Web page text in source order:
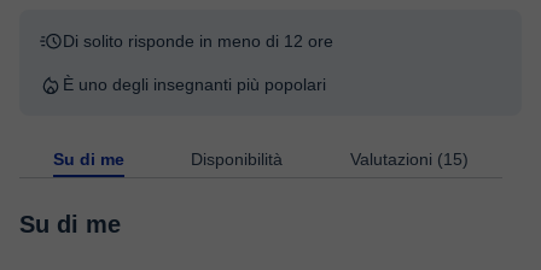
Di solito risponde in meno di 12 ore
È uno degli insegnanti più popolari
Su di me Disponibilità Valutazioni (15)
Su di me